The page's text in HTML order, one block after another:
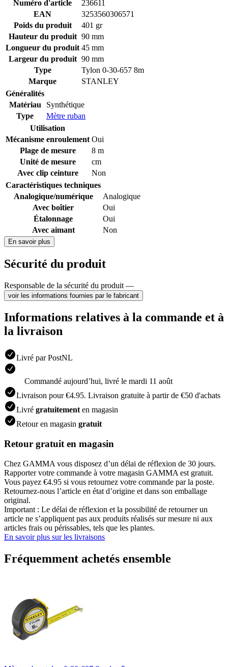
Numéro d'article
236611
EAN
3253560306571
Poids du produit
401 gr
Hauteur du produit 90 mm
Longueur du produit 45 mm
Largeur du produit 90 mm
Type
Tylon 0-30-657 8m
Marque
STANLEY
Généralités
Matériau
Synthétique
Type
Mètre ruban
Utilisation
Mécanisme enroulement Oui
Plage de mesure
8 m
Unité de mesure
cm
Avec clip ceinture
Non
Caractéristiques techniques
Analogique/numérique
Analogique
Avec boîtier
Oui
Étalonnage
Oui
Avec aimant
Non
En savoir plus
Sécurité du produit
Responsable de la sécurité du produit —
voir les informations fournies par le fabricant
Informations relatives à la commande et à
la livraison
Livré par PostNL
Commandé aujourdʼhui, livré le mardi 11 août
Livraison pour €4.95. Livraison gratuite à partir de €50 d'achats
Livré gratuitement en magasin
Retour en magasin gratuit
Retour gratuit en magasin
Chez GAMMA vous disposez d’un délai de réflexion de 30 jours.
Rapporter votre commande à votre magasin GAMMA est gratuit.
Vous payez €4.95 si vous retournez votre commande par la poste.
Retournez-nous l’article en état d’origine et dans son emballage
original.
Important : Le délai de réflexion et la possibilité de retourner un
article ne s’appliquent pas aux produits réalisés sur mesure ni aux
articles frais ou périssables, tels que les plantes.
En savoir plus sur les livraisons
Fréquemment achetés ensemble